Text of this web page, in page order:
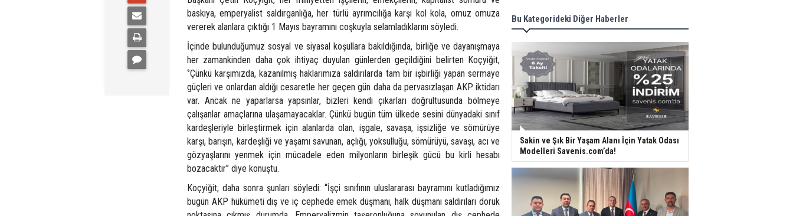
baskıya, emperyalist saldırganlığa, her türlü ayrımcılığa karşı kol kola, omuz omuza
vererek alanlara çıktığı 1 Mayıs bayramını coşkuyla selamladıklarını söyledi.
İçinde bulunduğumuz sosyal ve siyasal koşullara bakıldığında, birliğe ve dayanışmaya
her zamankinden daha çok ihtiyaç duyulan günlerden geçildiğini belirten Koçyiğit,
‘’Çünkü karşımızda, kazanılmış haklarımıza saldırılarda tam bir işbirliği yapan sermaye
güçleri ve onlardan aldığı cesaretle her geçen gün daha da pervasızlaşan AKP iktidarı
var. Ancak ne yaparlarsa yapsınlar, bizleri kendi çıkarları doğrultusunda bölmeye
çalışanlar amaçlarına ulaşamayacaklar. Çünkü bugün tüm ülkede sesini dünyadaki sınıf
kardeşleriyle birleştirmek için alanlarda olan, işgale, savaşa, işsizliğe ve sömürüye
karşı, barışın, kardeşliği ve yaşamı savunan, açlığı, yoksulluğu, sömürüyü, savaşı, acı ve
gözyaşlarını yenmek için mücadele eden milyonların birleşik gücü bu kirli hesabı
bozacaktır’’ diye konuştu.
Koçyiğit, daha sonra şunları söyledi: “İşçi sınıfının uluslararası bayramını kutladığımız
bugün AKP hükümeti dış ve iç cephede emek düşmanı, halk düşmanı saldırıları doruk
Bu Kategorideki Diğer Haberler
Sakin ve Şık Bir Yaşam Alanı İçin Yatak Odası
Modelleri Savenis.com’da!